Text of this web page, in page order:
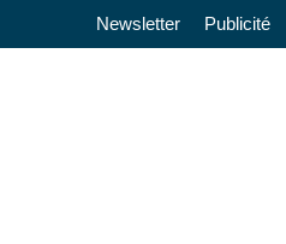
Newsletter Publicité